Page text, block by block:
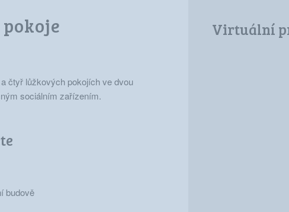
čtyř lůžkových pokojích ve dvou
sociálním zařízením.
budově
Virtuální